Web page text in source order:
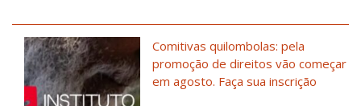
Comitivas quilombolas: pela
promoção de direitos vão começar
em agosto. Faça sua inscrição